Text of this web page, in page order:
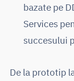
bazate pe
Services
succesului
De la prototip